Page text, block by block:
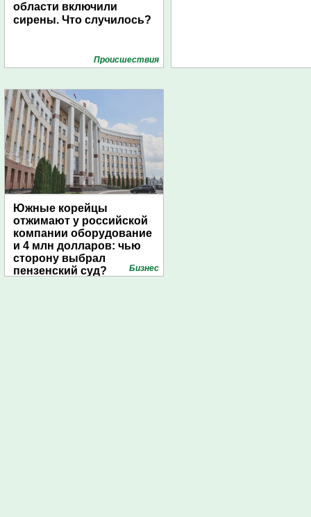
области включили
сирены. Что случилось?
Проиcшествия
Южные корейцы
отжимают у российской
компании оборудование
и 4 млн долларов: чью
сторону выбрал
пензенский суд?
Бизнес